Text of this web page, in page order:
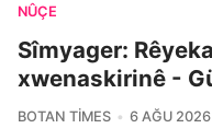
NÛÇE
Sîmyager:
xwenaskirinê -
BOTAN TIMES 6 AĞU 2026